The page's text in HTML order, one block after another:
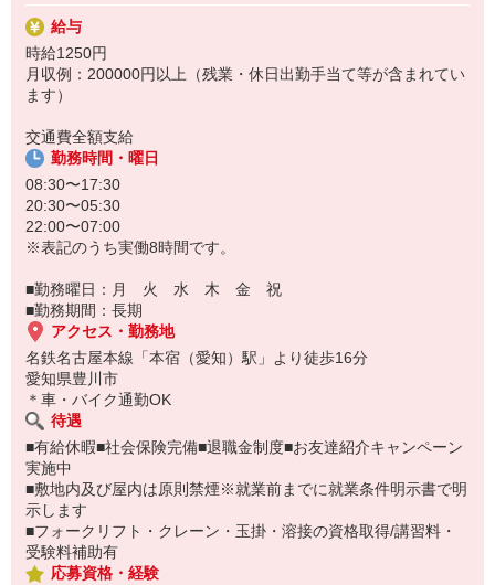
登録方法は、【オンライン】【電話】【登録会来場】の3つから
選べます♪
★★履歴書・証明写真は不要！★★
また、ご登録済の方はお仕事の紹介がスムーズです。
ご応募お待ちしています。
給与
時給1250円
月収例：200000円以上（残業・休日出勤手当て等が含まれてい
ます）
交通費全額支給
勤務時間・曜日
08:30〜17:30
20:30〜05:30
22:00〜07:00
※表記のうち実働8時間です。
■勤務曜日：月 火 水 木 金 祝
■勤務期間：長期
アクセス・勤務地
名鉄名古屋本線「本宿（愛知）駅」より徒歩16分
愛知県豊川市
＊車・バイク通勤OK
待遇
■有給休暇■社会保険完備■退職金制度■お友達紹介キャンペーン
実施中
■敷地内及び屋内は原則禁煙※就業前までに就業条件明示書で明
示します
■フォークリフト・クレーン・玉掛・溶接の資格取得/講習料・
受験料補助有
応募資格・経験